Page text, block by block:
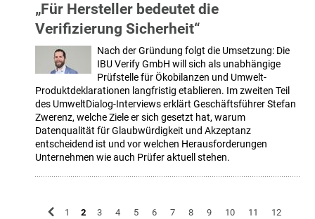
„Für Hersteller bedeutet die
Verifizierung Sicherheit“
Nach der Gründung folgt die Umsetzung: Die
IBU Verify GmbH will sich als unabhängige
Prüfstelle für Ökobilanzen und Umwelt-
Produktdeklarationen langfristig etablieren. Im zweiten Teil
des UmweltDialog-Interviews erklärt Geschäftsführer Stefan
Zwerenz, welche Ziele er sich gesetzt hat, warum
Datenqualität für Glaubwürdigkeit und Akzeptanz
entscheidend ist und vor welchen Herausforderungen
Unternehmen wie auch Prüfer aktuell stehen.
1 2 3 4 5 6 7 8 9 10 11
12